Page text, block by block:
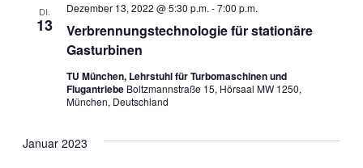
DI.
13
Verbrennungstechnologie für stationäre
Gasturbinen
Dezember 13, 2022 @ 5:30 p.m. -7:00 p.m.
TU München, Lehrstuhl für Turbomaschinen und
Flugantriebe Boltzmannstraße 15, Hörsaal MW 1250,
München, Deutschland
Januar 2023